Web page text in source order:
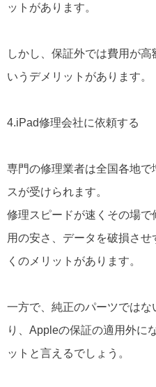
ットがあります。
しかし、保証外では費用が
いうデメリットがあります。
4.iPad修理会社に依頼する
専門の修理業者は全国各地
スが受けられます。
修理スピードが速くその場
用の安さ、データを破損さ
くのメリットがあります。
一方で、純正のパーツでは
り、Appleの保証の適用外に
ットと言えるでしょう。